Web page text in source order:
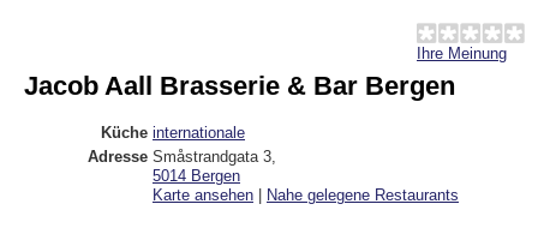
Ihre Meinung
Jacob Aall Brasserie & Bar Bergen
Küche internationale
Adresse Småstrandgata 3
5014 Bergen
Karte ansehen | Nahe gelegene Restaurants